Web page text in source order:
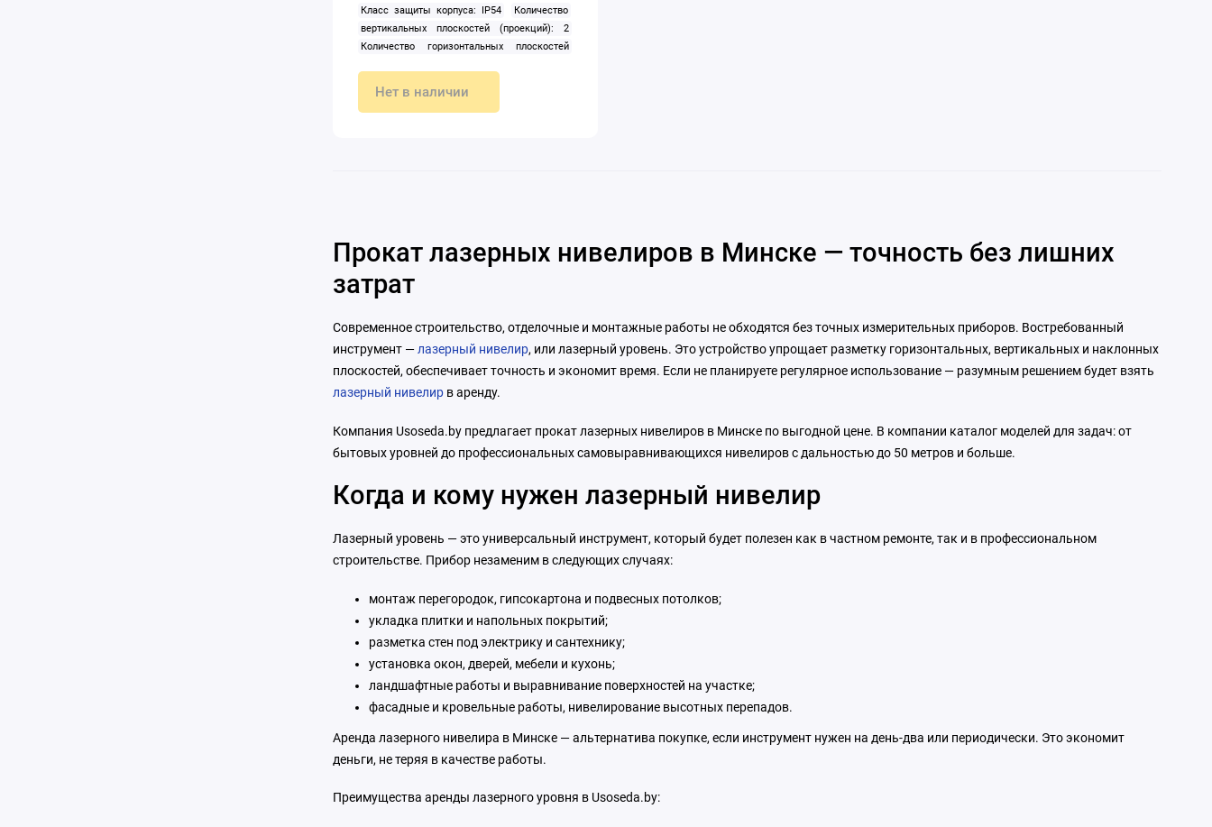
Класс защиты корпуса: IP54
Количество
вертикальных плоскостей (проекций): 2
Количество горизонтальных плоскостей
мм/10 м
Угол развёртки вертикального
луча: 360 °
Угол развёртки горизонтального
луча: 360 °
Нет в наличии
Прокат лазерных нивелиров в Минске — точность без лишних
затрат
Современное строительство, отделочные и монтажные работы не обходятся без точных измерительных приборов. Востребованный
инструмент —лазерный нивелир, или лазерный уровень. Это устройство упрощает разметку горизонтальных, вертикальных и наклонных
плоскостей, обеспечивает точность и экономит время. Если не планируете регулярное использование — разумным решением будет взять
лазерный нивелир в аренду.
Компания Usoseda.by предлагает прокат лазерных нивелиров в Минске по выгодной цене. В компании каталог моделей для задач: от
бытовых уровней до профессиональных самовыравнивающихся нивелиров с дальностью до 50 метров и больше.
Когда и кому нужен лазерный нивелир
Лазерный уровень — это универсальный инструмент, который будет полезен как в частном ремонте, так и в профессиональном
строительстве. Прибор незаменим в следующих случаях:
монтаж перегородок, гипсокартона и подвесных потолков;
укладка плитки и напольных покрытий;
разметка стен под электрику и сантехнику;
установка окон, дверей, мебели и кухонь;
ландшафтные работы и выравнивание поверхностей на участке;
фасадные и кровельные работы, нивелирование высотных перепадов.
Аренда лазерного нивелира в Минске — альтернатива покупке, если инструмент нужен на день-два или периодически. Это экономит
деньги, не теряя в качестве работы.
Преимущества аренды лазерного уровня в Usoseda.by: